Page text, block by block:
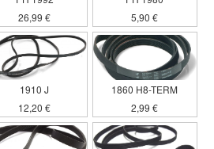
26,99 €
5,90 €
1910 J
12,20 €
1860 H8-TERM
2,99 €